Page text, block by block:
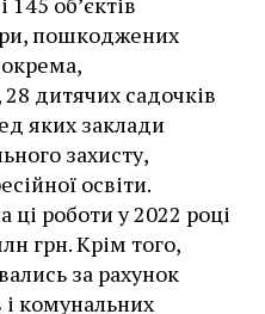
пошкоджених
дитячих садочків
яких заклади
захисту,
освіти.
роботи у 2022 році
грн. Крім того,
за рахунок
і комунальних